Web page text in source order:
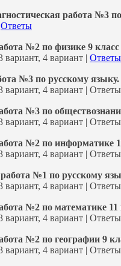
работа №3
Ответы
№2 по физике 9
вариант, 4 вариант | Ответы
№3 по русскому
вариант, 4 вариант | Ответы
№3 по
вариант, 4 вариант | Ответы
№2 по информатике
вариант, 4 вариант | Ответы
№1 по русскому
вариант, 4 вариант | Ответы
№2 по математике
вариант, 4 вариант | Ответы
№2 по географии 9
вариант, 4 вариант | Ответы